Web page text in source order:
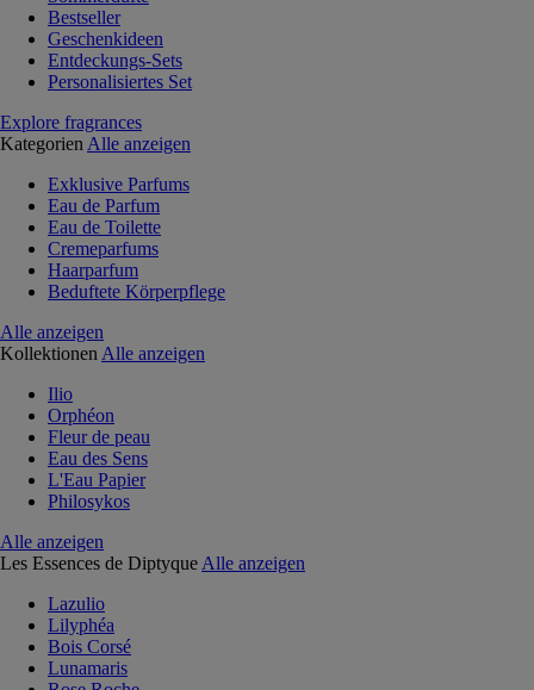
Bestseller
Geschenkideen
Entdeckungs-Sets
Personalisiertes Set
Explore fragrances
Kategorien Alle anzeigen
Exklusive Parfums
Eau de Parfum
Eau de Toilette
Cremeparfums
Haarparfum
Beduftete Körperpflege
Alle anzeigen
Kollektionen Alle anzeigen
Ilio
Orphéon
Fleur de peau
Eau des Sens
L'Eau Papier
Philosykos
Alle anzeigen
Les Essences de Diptyque Alle anzeigen
Lazulio
Lilyphéa
Bois Corsé
Lunamaris